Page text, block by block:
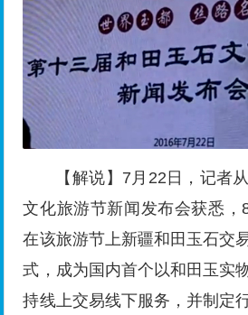
【解说】7月22日，记者
文化旅游节新闻发布会获悉，
在该旅游节上新疆和田玉石交
式，成为国内首个以和田玉实
持线上交易线下服务，并制定